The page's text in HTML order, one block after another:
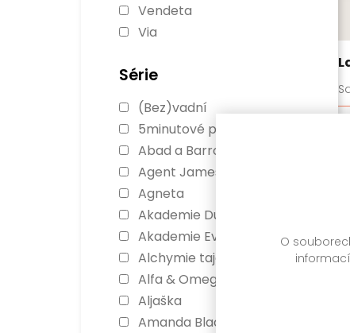
O
Vendeta
Via
Série
(Bez)vadní
5minutové pohádky
Abad a Barrosová
Agent James Ryker
Agneta
Akademie Dunbridge
Akademie Everfall
Alchymie tajemství
Alfa & Omega
Aljaška
Amanda Blacková